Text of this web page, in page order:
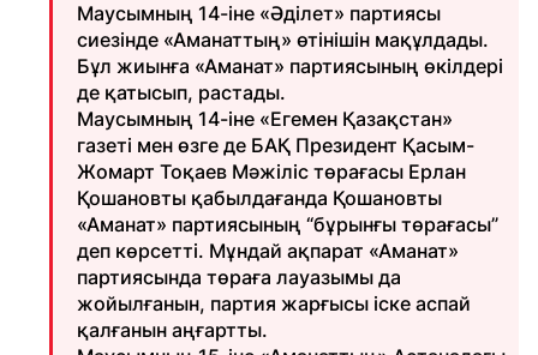
Маусымның 14-іне «Әділет» партиясы
сиезінде «Аманаттың» өтінішін мақұлдады.
Бұл жиынға «Аманат» партиясының өкілдері
де қатысып, растады.
Маусымның 14-іне «Егемен Қазақстан»
газеті мен өзге де БАҚ Президент Қасым-
Жомарт Тоқаев Мәжіліс төрағасы Ерлан
Қошановты қабылдағанда Қошановты
«Аманат» партиясының “бұрынғы төрағасы”
деп көрсетті. Мұндай ақпарат «Аманат»
партиясында төраға лауазымы да
жойылғанын, партия жарғысы іске аспай
қалғанын аңғартты.